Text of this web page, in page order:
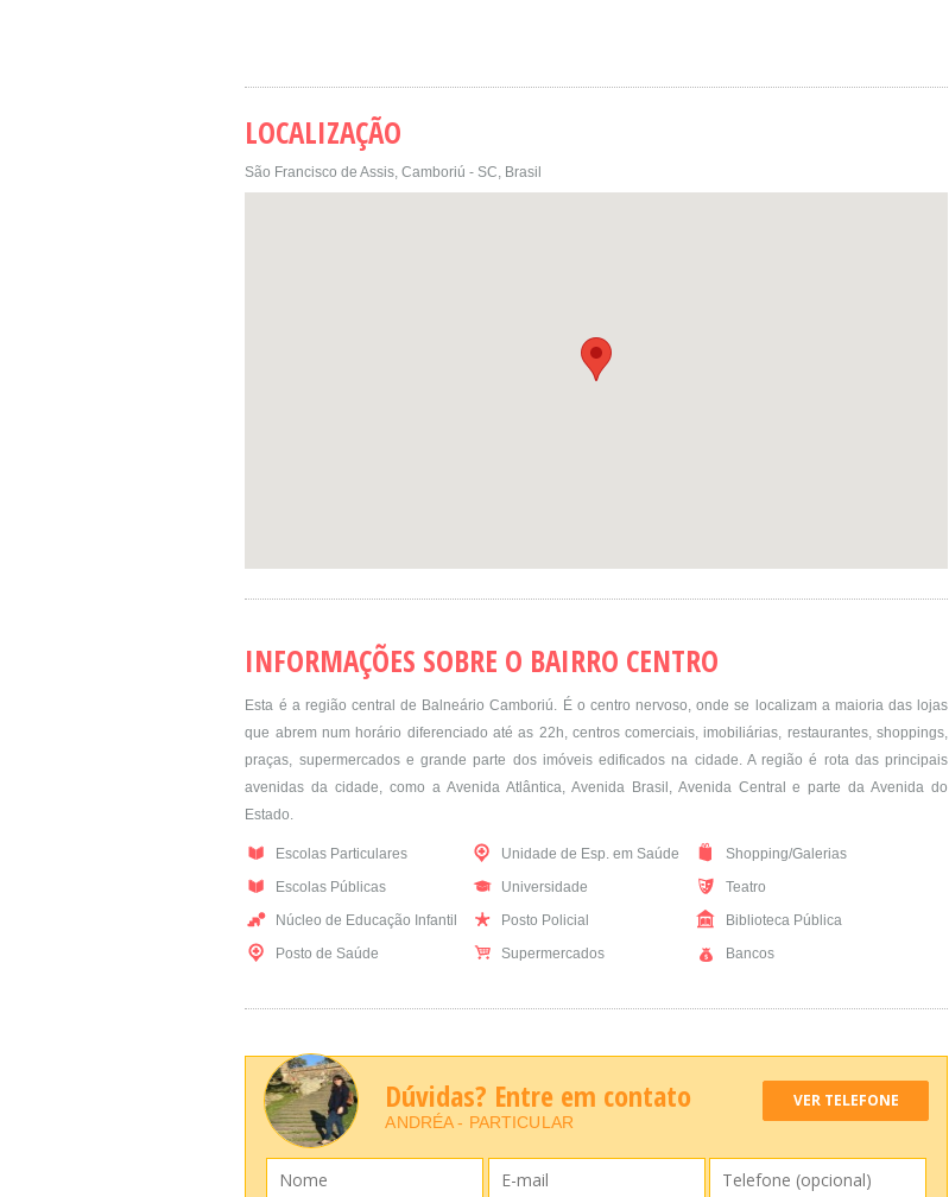
LOCALIZAÇÃO
São Francisco de Assis, Camboriú - SC, Brasil
INFORMAÇÕES SOBRE O BAIRRO CENTRO
Esta é a região central de Balneário Camboriú. É o centro nervoso, onde se localizam a maioria das lojas
que abrem num horário diferenciado até as 22h, centros comerciais, imobiliárias, restaurantes, shoppings,
praças, supermercados e grande parte dos imóveis edificados na cidade. A região é rota das principais
avenidas da cidade, como a Avenida Atlântica, Avenida Brasil, Avenida Central e parte da Avenida do
Estado.
Escolas Particulares
Escolas Públicas
Núcleo de Educação Infantil
Posto de Saúde
Unidade de Esp. em Saúde
Universidade
Posto Policial
Supermercados
Shopping/Galerias
Teatro
Biblioteca Pública
Bancos
VER TELEFONE
Dúvidas? Entre em contato
ANDRÉA - PARTICULAR